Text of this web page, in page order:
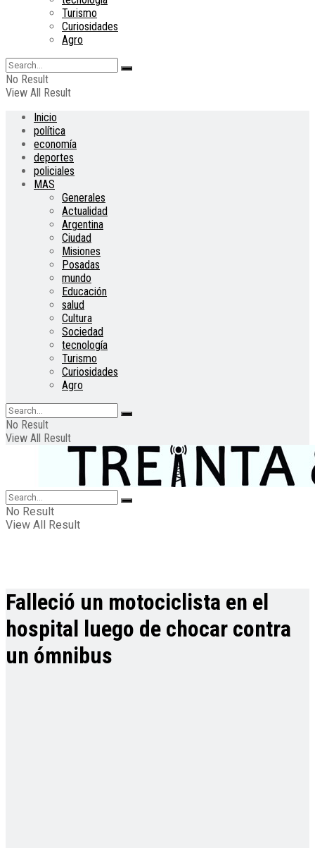
Turismo
Curiosidades
Agro
No Result
View All Result
Inicio
política
economía
deportes
policiales
MAS
Generales
Actualidad
Argentina
Ciudad
Misiones
Posadas
mundo
Educación
salud
Cultura
Sociedad
tecnología
Turismo
Curiosidades
Agro
No Result
View All Result
No Result
View All Result
Falleció un motociclista en el
hospital luego de chocar contra
un ómnibus